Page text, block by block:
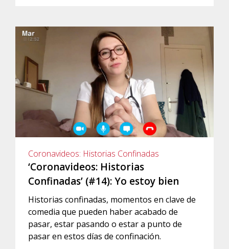
Coronavideos: Historias Confinadas
‘Coronavideos: Historias
Confinadas’ (#14): Yo estoy bien
Historias confinadas, momentos en clave de
comedia que pueden haber acabado de
pasar, estar pasando o estar a punto de
pasar en estos días de confinación.